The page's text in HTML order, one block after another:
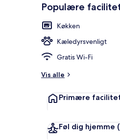
Populære
Køkken
Kæledyrsvenligt
Gratis Wi-Fi
Vis alle
Primære
Føl dig hjemme